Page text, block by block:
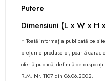
Putere
Dimensiuni (L x W x H
* Toată informația publicată pe
prețurile produselor, poartă
ofertă publică, definită de
R.M. Nr. 1107 din 06.06.2002.